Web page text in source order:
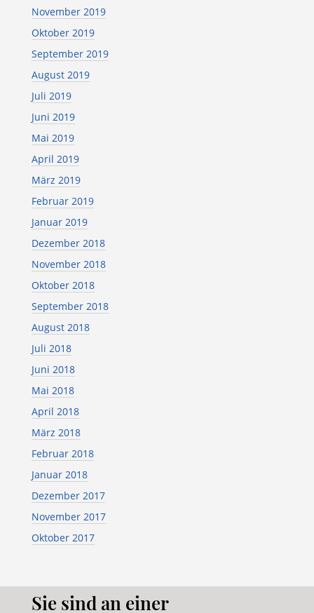
November 2019
Oktober 2019
September 2019
August 2019
Juli 2019
Juni 2019
Mai 2019
April 2019
März 2019
Februar 2019
Januar 2019
Dezember 2018
November 2018
Oktober 2018
September 2018
August 2018
Juli 2018
Juni 2018
Mai 2018
April 2018
März 2018
Februar 2018
Januar 2018
Dezember 2017
November 2017
Oktober 2017
Sie sind an einer